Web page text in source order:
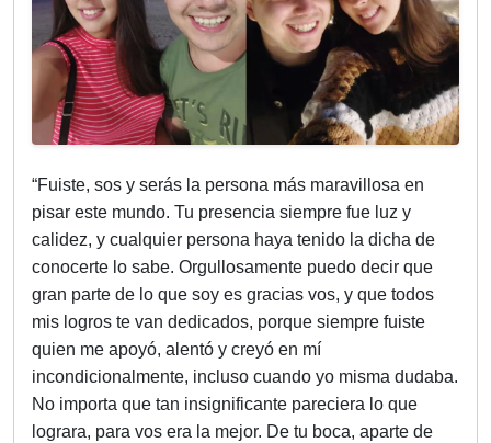
“Fuiste, sos y serás la persona más maravillosa en
pisar este mundo. Tu presencia siempre fue luz y
calidez, y cualquier persona haya tenido la dicha de
conocerte lo sabe. Orgullosamente puedo decir que
gran parte de lo que soy es gracias vos, y que todos
mis logros te van dedicados, porque siempre fuiste
quien me apoyó, alentó y creyó en mí
incondicionalmente, incluso cuando yo misma dudaba.
No importa que tan insignificante pareciera lo que
lograra, para vos era la mejor. De tu boca, aparte de